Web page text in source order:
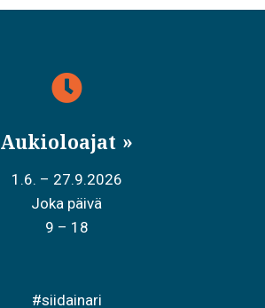
Aukioloajat
1.6. – 27.9.2026
Joka päivä
9 – 18
#siidainari